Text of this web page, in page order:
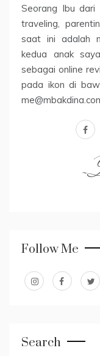
Seorang Ibu
traveling,
saat ini adalah
kedua anak
sebagai online
pada ikon di
Follow Me
Search